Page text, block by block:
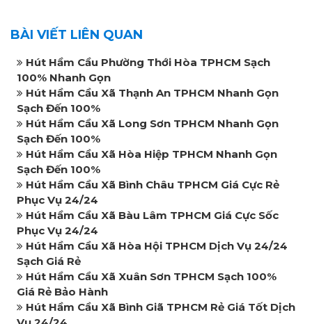
BÀI VIẾT LIÊN QUAN
Hút Hầm Cầu Phường Thới Hòa TPHCM Sạch
100% Nhanh Gọn
Hút Hầm Cầu Xã Thạnh An TPHCM Nhanh Gọn
Sạch Đến 100%
Hút Hầm Cầu Xã Long Sơn TPHCM Nhanh Gọn
Sạch Đến 100%
Hút Hầm Cầu Xã Hòa Hiệp TPHCM Nhanh Gọn
Sạch Đến 100%
Hút Hầm Cầu Xã Bình Châu TPHCM Giá Cực Rẻ
Phục Vụ 24/24
Hút Hầm Cầu Xã Bàu Lâm TPHCM Giá Cực Sốc
Phục Vụ 24/24
Hút Hầm Cầu Xã Hòa Hội TPHCM Dịch Vụ 24/24
Sạch Giá Rẻ
Hút Hầm Cầu Xã Xuân Sơn TPHCM Sạch 100%
Giá Rẻ Bảo Hành
Hút Hầm Cầu Xã Bình Giã TPHCM Rẻ Giá Tốt Dịch